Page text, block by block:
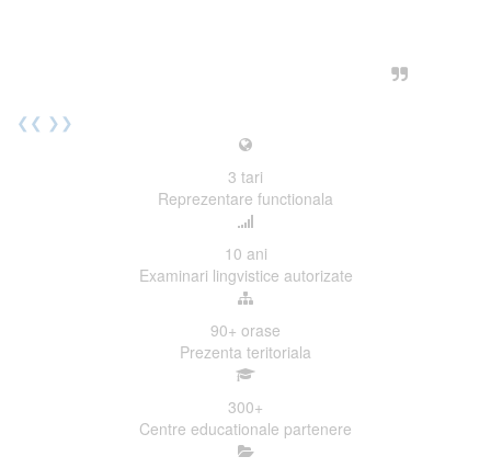
❮❮ ❯❯
3 tari
Reprezentare functionala
10 ani
Examinari lingvistice autorizate
90+ orase
Prezenta teritoriala
300+
Centre educationale partenere